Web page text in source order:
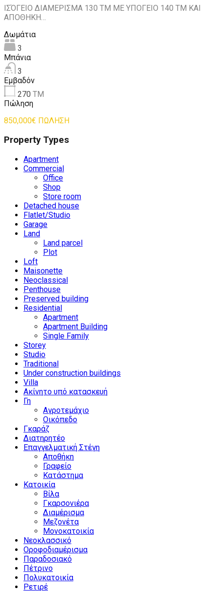
ΙΣΌΓΕΙΟ ΔΙΑΜΕΡΙΣΜΑ 130 ΤΜ ΜΕ ΥΠΟΓΕΙΟ 140 ΤΜ ΚΑΙ
ΑΠΟΘΗΚΗ…
Δωμάτια
3
Μπάνια
3
Εμβαδόν
270 ΤΜ
Πώληση
850,000€ ΠΩΛΗΣΗ
Property Types
Apartment
Commercial
Office
Shop
Store room
Detached house
Flatlet/Studio
Garage
Land
Land parcel
Plot
Loft
Maisonette
Neoclassical
Penthouse
Preserved building
Residential
Apartment
Apartment Building
Single Family
Storey
Studio
Traditional
Under construction buildings
Villa
Ακίνητο υπό κατασκευή
Γη
Αγροτεμάχιο
Οικόπεδο
Γκαράζ
Διατηρητέο
Επαγγελματική Στέγη
Αποθήκη
Γραφείο
Κατάστημα
Κατοικία
Βίλα
Γκαρσονιέρα
Διαμέρισμα
Μεζονέτα
Μονοκατοικία
Νεοκλασσικό
Οροφοδιαμέρισμα
Παραδοσιακό
Πέτρινο
Πολυκατοικία
Ρετιρέ